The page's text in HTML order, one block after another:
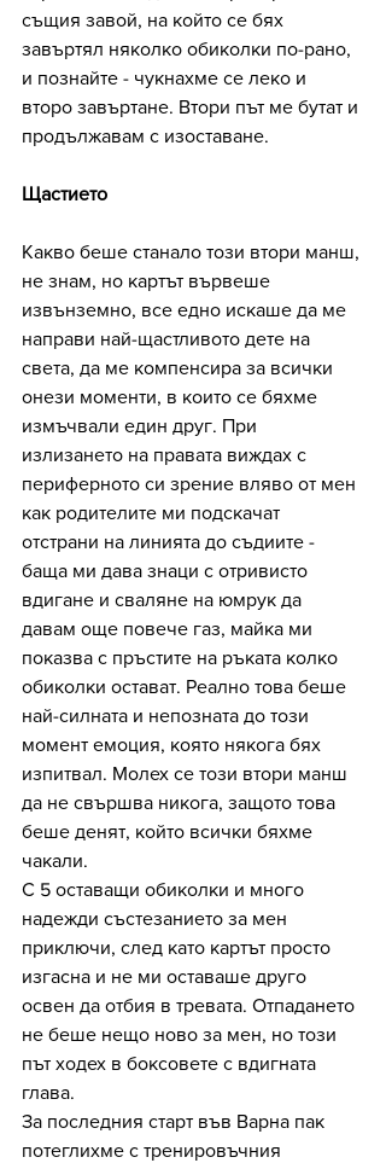
същия завой, на който се бях
завъртял няколко обиколки по-рано,
и познайте - чукнахме се леко и
второ завъртане. Втори път ме бутат и
продължавам с изоставане.
Щастието
Какво беше станало този втори манш,
не знам, но картът вървеше
извънземно, все едно искаше да ме
направи най-щастливото дете на
света, да ме компенсира за всички
онези моменти, в които се бяхме
измъчвали един друг. При
излизането на правата виждах с
периферното си зрение вляво от мен
как родителите ми подскачат
отстрани на линията до съдиите -
баща ми дава знаци с отривисто
вдигане и сваляне на юмрук да
давам още повече газ, майка ми
показва с пръстите на ръката колко
обиколки остават. Реално това беше
най-силната и непозната до този
момент емоция, която някога бях
изпитвал. Молех се този втори манш
да не свършва никога, защото това
беше денят, който всички бяхме
чакали.
С 5 оставащи обиколки и много
надежди състезанието за мен
приключи, след като картът просто
изгасна и не ми оставаше друго
освен да отбия в тревата. Отпадането
не беше нещо ново за мен, но този
път ходех в боксовете с вдигната
глава.
За последния старт във Варна пак
потеглихме с тренировъчния